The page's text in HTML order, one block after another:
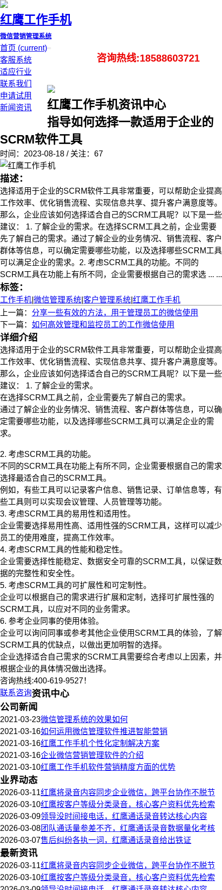
红鹰工作手机
微信营销管理系统
首页 (current)
客服系统
适应行业
联系我们
申请试用
新闻资讯
咨询热线:18588603721
红鹰工作手机资讯中心
指导如何选择一款适用于企业的
SCRM软件工具
时间：2023-08-18 / 关注：67
描述：
选择适用于企业的SCRM软件工具非常重要，可以帮助企业提高
工作效率、优化销售流程、实现信息共享、提升客户满意度等。
那么，企业应该如何选择适合自己的SCRM工具呢？以下是一些
建议： 1. 了解企业的需求。在选择SCRM工具之前，企业需要
先了解自己的需求。通过了解企业的业务情况、销售流程、客户
群体等信息，可以确定需要哪些功能，以及选择哪些SCRM工具
可以满足企业的需求。2. 考虑SCRM工具的功能。不同的
SCRM工具在功能上有所不同，企业需要根据自己的需求选 ... ...
标签：
工作手机 微信管理系统 客户管理系统 红鹰工作手机
上一篇： 分享一些有效的方法，用于管理员工的微信使用
下一篇： 如何高效管理和监控员工的工作微信使用
详细介绍
选择适用于企业的SCRM软件工具非常重要，可以帮助企业提高
工作效率、优化销售流程、实现信息共享、提升客户满意度等。
那么，企业应该如何选择适合自己的SCRM工具呢？以下是一些
建议： 1. 了解企业的需求。
在选择SCRM工具之前，企业需要先了解自己的需求。
通过了解企业的业务情况、销售流程、客户群体等信息，可以确
定需要哪些功能，以及选择哪些SCRM工具可以满足企业的需
求。
2. 考虑SCRM工具的功能。
不同的SCRM工具在功能上有所不同，企业需要根据自己的需求
选择最适合自己的SCRM工具。
例如，有些工具可以记录客户信息、销售记录、订单信息等，有
些工具则可以实现会议管理、人员管理等功能。
3. 考虑SCRM工具的易用性和适用性。
企业需要选择易用性高、适用性强的SCRM工具，这样可以减少
员工的使用难度，提高工作效率。
4. 考虑SCRM工具的性能和稳定性。
企业需要选择性能稳定、数据安全可靠的SCRM工具，以保证数
据的完整性和安全性。
5. 考虑SCRM工具的可扩展性和可定制性。
企业可以根据自己的需求进行扩展和定制，选择可扩展性强的
SCRM工具，以应对不同的业务需求。
6. 参考企业同事的使用体验。
企业可以询问同事或参考其他企业使用SCRM工具的体验，了解
SCRM工具的优缺点，以做出更加明智的选择。
企业选择适合自己需求的SCRM工具需要综合考虑以上因素，并
根据企业的具体情况做出选择。
咨询热线:400-619-9527！
联系咨询资讯中心
公司新闻
2021-03-23微信管理系统的效果如何
2021-03-16如何运用微信管理软件推进智能营销
2021-03-16红鹰工作手机个性化定制解决方案
2021-03-16企业微信营销管理软件的介绍
2021-03-10红鹰工作手机软件营销精度方面的优势
业界动态
2026-03-11红鹰将录音内容同步企业微信，跨平台协作不脱节
2026-03-10红鹰按客户等级分类录音，核心客户资料优先检索
2026-03-09领导没时间接电话，红鹰通话录音转达核心内容
2026-03-08团队通话量参差不齐，红鹰通话录音数据量化考核
2026-03-07售后纠纷各执一词，红鹰通话录音给出铁证
最新资讯
2026-03-11红鹰将录音内容同步企业微信，跨平台协作不脱节
2026-03-10红鹰按客户等级分类录音，核心客户资料优先检索